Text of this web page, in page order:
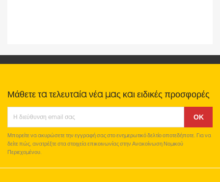
Μάθετε τα τελευταία νέα μας και ειδικές προσφορές
Μπορείτε να ακυρώσετε την εγγραφή σας στο ενημερωτικό δελτίο οποτεδήποτε. Για να
δείτε πώς, ανατρέξτε στα στοιχεία επικοινωνίας στην Ανακοίνωση Νομικού
Περιεχομένου.